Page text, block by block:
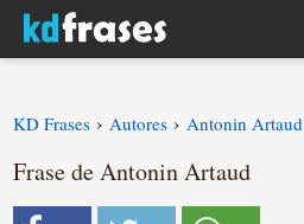
KD Frases › Autores › Antonin Artaud
Frase de Antonin Artaud